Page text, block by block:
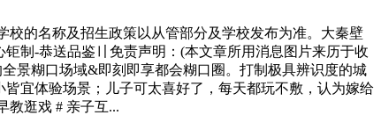
的名称及招生政策以从管部分及学校发布为准。大秦壁
制-恭送品鉴〢免责声明：(本文章所用消息图片来历于收
景糊口场域&即刻即享都会糊口圈。打制极具辨识度的城
宜体验场景；儿子可太喜好了，每天都玩不敷，认为嫁给
教逛戏 # 亲子互...